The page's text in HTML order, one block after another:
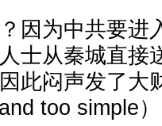
为中共要进
士从秦城直接
此闷声发了大
too simple